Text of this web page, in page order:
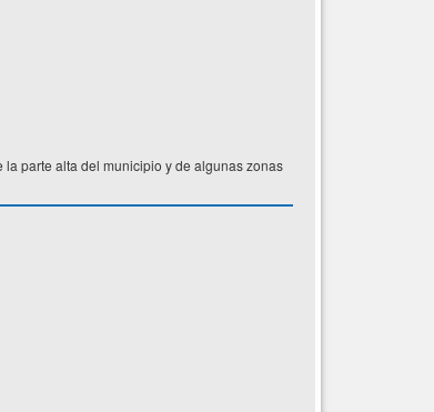
parte alta del municipio y de algunas zonas